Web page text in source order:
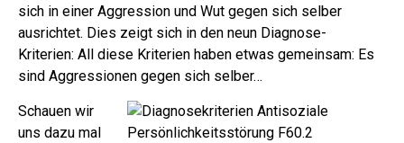
sich in einer Aggression und Wut gegen sich selber
ausrichtet. Dies zeigt sich in den neun Diagnose-
Kriterien: All diese Kriterien haben etwas gemeinsam: Es
sind Aggressionen gegen sich selber…
Schauen wir
uns dazu mal